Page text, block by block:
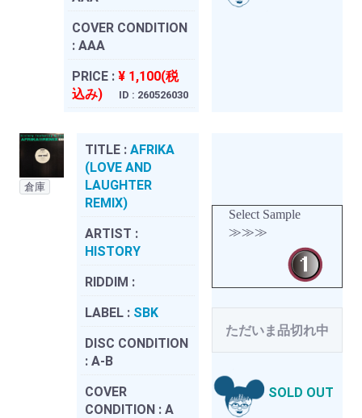
COVER CONDITION
: AAA
PRICE : ¥ 1,100(税
込み)
ID : 260526030
倉庫
TITLE : AFRIKA
(LOVE AND
LAUGHTER
REMIX)
ARTIST :
HISTORY
RIDDIM :
LABEL : SBK
DISC CONDITION
: A-B
COVER
CONDITION : A
Select Sample
≫≫≫
ただいま品切れ中
SOLD OUT